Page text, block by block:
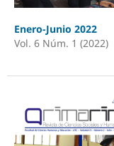
Enero-Junio 2022
Vol. 6 Núm. 1 (2022)